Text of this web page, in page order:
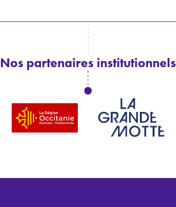
Nos partenaires institutionnels